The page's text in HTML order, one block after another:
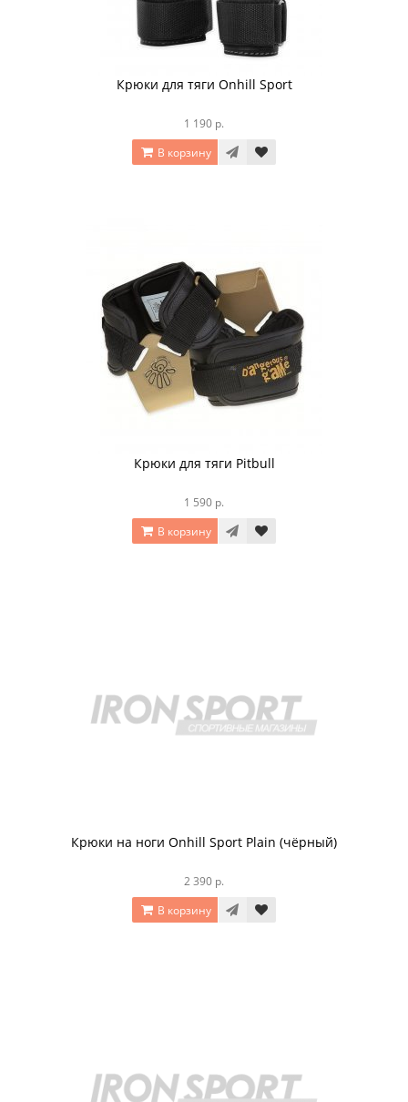
Крюки для тяги Onhill Sport
1 190 р.
В корзину
Крюки для тяги Pitbull
1 590 р.
В корзину
Крюки на ноги Onhill Sport Plain (чёрный)
2 390 р.
В корзину